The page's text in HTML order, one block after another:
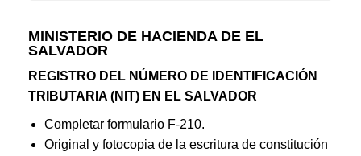
MINISTERIO DE HACIENDA DE EL
SALVADOR
REGISTRO DEL NÚMERO DE IDENTIFICACIÓN
TRIBUTARIA (NIT) EN EL SALVADOR
Completar formulario F-210.
Original y fotocopia de la escritura de constitución